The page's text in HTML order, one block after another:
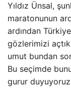
Yıldız Ünsal,
maratonunun
ardından
gözlerimizi
umut bundan
Bu seçimde
gurur